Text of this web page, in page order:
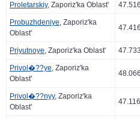
Proletarskiy, Zaporiz'ka Oblast'
Probuzhdeniye, Zaporiz'ka
Oblast'
Priyutnoye, Zaporiz'ka Oblast'
Privol�??ye, Zaporiz'ka
Oblast'
Privol�??nyy, Zaporiz'ka
Oblast'